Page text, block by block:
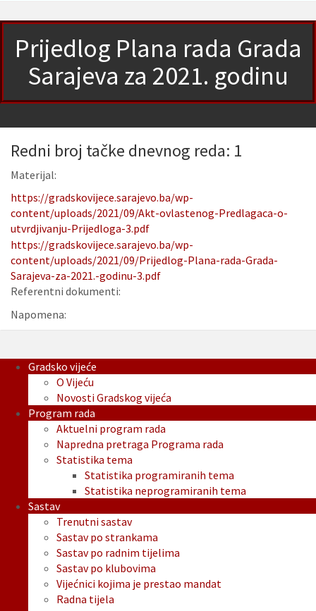
Prijedlog Plana rada Grada
Sarajeva za 2021. godinu
Redni broj tačke dnevnog reda: 1
Materijal:
https://gradskovijece.sarajevo.ba/wp-
content/uploads/2021/09/Akt-ovlastenog-Predlagaca-o-
utvrdjivanju-Prijedloga-3.pdf
https://gradskovijece.sarajevo.ba/wp-
content/uploads/2021/09/Prijedlog-Plana-rada-Grada-
Sarajeva-za-2021.-godinu-3.pdf
Referentni dokumenti:
Napomena:
Gradsko vijeće
O Vijeću
Novosti Gradskog vijeća
Program rada
Aktuelni program rada
Napredna pretraga Programa rada
Statistika tema
Statistika programiranih tema
Statistika neprogramiranih tema
Sastav
Trenutni sastav
Sastav po strankama
Sastav po radnim tijelima
Sastav po klubovima
Vijećnici kojima je prestao mandat
Radna tijela